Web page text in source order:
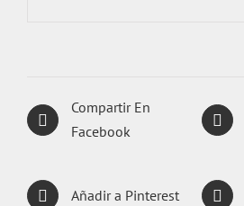
Compartir En
Facebook
Añadir a Pinterest